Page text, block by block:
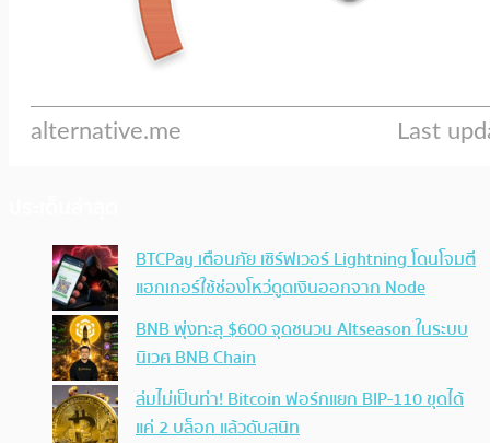
BTCPay เตือนภัย เซิร์ฟเวอร์ Lightning โดนโจมตี
แฮกเกอร์ใช้ช่องโหว่ดูดเงินออกจาก Node
BNB พุ่งทะลุ $600 จุดชนวน Altseason ในระบบ
นิเวศ BNB Chain
ล่มไม่เป็นท่า! Bitcoin ฟอร์กแยก BIP-110 ขุดได้
แค่ 2 บล็อก แล้วดับสนิท